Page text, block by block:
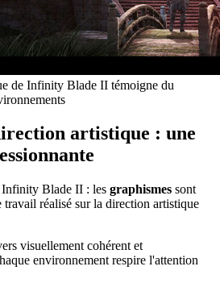
de Infinity Blade II témoigne du
artistique : une
Infinity Blade II : les graphismes sont
travail réalisé sur la direction artistique
visuellement cohérent et
environnement respire l'attention